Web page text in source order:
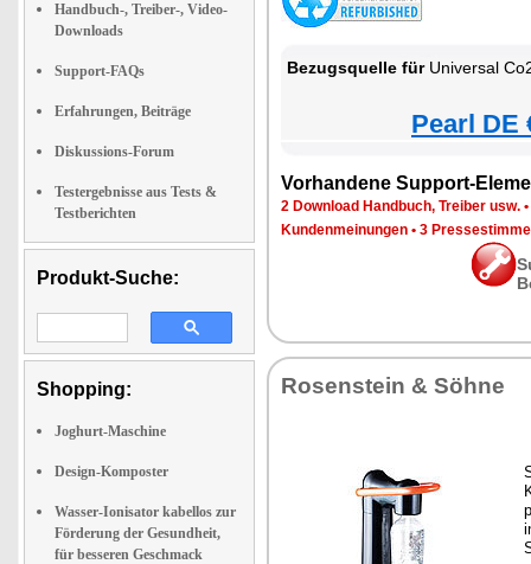
Handbuch-, Treiber-, Video-
Downloads
Support-FAQs
Erfahrungen, Beiträge
Diskussions-Forum
Testergebnisse aus Tests &
Testberichten
Produkt-Suche:
Shopping:
Joghurt-Maschine
Design-Komposter
Wasser-Ionisator kabellos zur
Förderung der Gesundheit,
für besseren Geschmack
Bezugsquelle fürUniversal Co2-Zylinder Zylinder Sprudeln
Pearl DE
Vorhandene Support-
2 Download Handbuch, Treiber usw. •
Kundenmeinungen • 3
Rosenstein & Söhne